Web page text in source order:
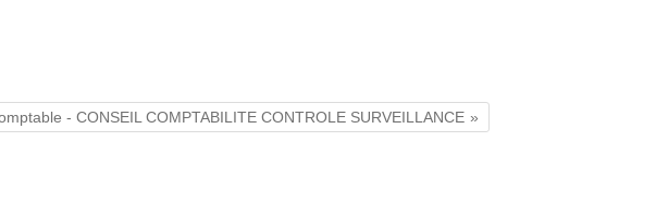
- CONSEIL COMPTABILITE CONTROLE SURVEILLANCE